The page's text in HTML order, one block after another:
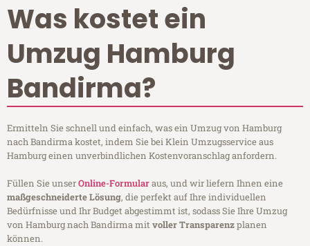
Was kostet ein
Umzug Hamburg
Bandirma?
Ermitteln Sie schnell und einfach, was ein Umzug von Hamburg
nach Bandirma kostet, indem Sie bei Klein Umzugsservice aus
Hamburg einen unverbindlichen Kostenvoranschlag anfordern.
Füllen Sie unserOnline-Formularaus, und wir liefern Ihnen eine
maßgeschneiderte Lösung, die perfekt auf Ihre individuellen
Bedürfnisse und Ihr Budget abgestimmt ist, sodass Sie Ihre Umzug
von Hamburg nach Bandirma mitvoller Transparenzplanen
können.